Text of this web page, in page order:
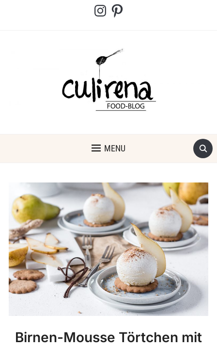
InstagramPinterest
MENU
Birnen-Mousse Törtchen mit